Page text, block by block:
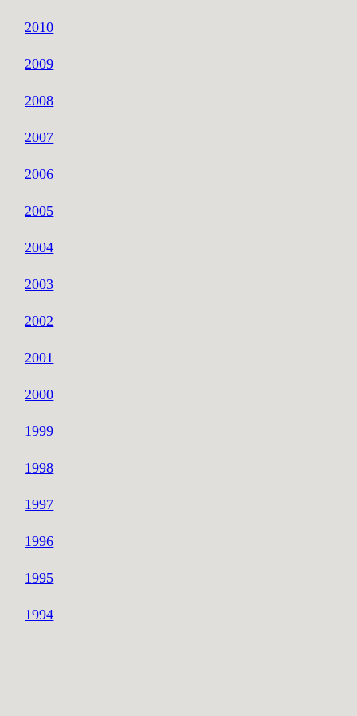
2010
2009
2008
2007
2006
2005
2004
2003
2002
2001
2000
1999
1998
1997
1996
1995
1994